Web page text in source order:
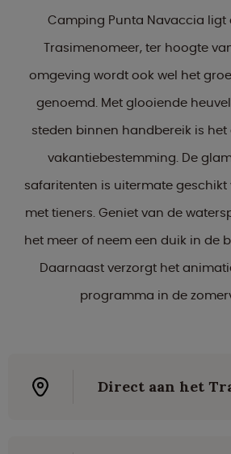
Camping Punta Navaccia ligt
Trasimenomeer, ter hoogte
omgeving wordt ook wel het
genoemd. Met glooiende
steden binnen handbereik is
vakantiebestemming. De
safaritenten is uitermate
met tieners. Geniet van de
het meer of neem een duik in de
Daarnaast verzorgt het
programma in de
Direct aan het